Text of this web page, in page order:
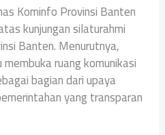
Kominfo Provinsi Banten
kunjungan silaturahmi
Banten. Menurutnya,
ruang komunikasi
bagian dari upaya
yang transparan